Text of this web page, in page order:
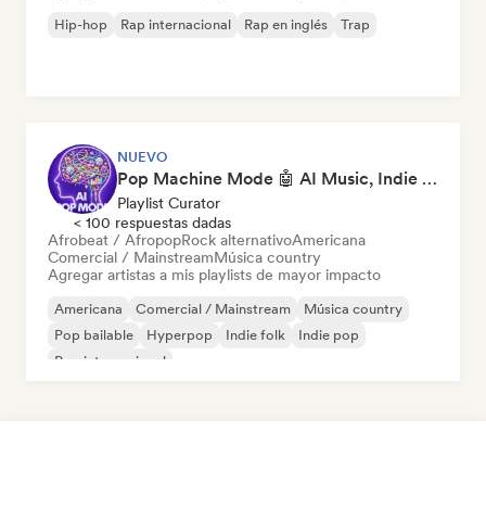
Hip-hop Rap internacional Rap en inglés Trap
NUEVO
Pop Machine Mode 🤖 AI Music, Indie Pop & Dream Pop
Playlist Curator
< 100 respuestas dadas
Afrobeat / AfropopRock alternativoAmericana
Comercial / MainstreamMúsica country
Agregar artistas a mis playlists de mayor impacto
Americana Comercial / Mainstream
Música country
Pop bailable
Hyperpop Indie folk
Indie pop
Pop internacional